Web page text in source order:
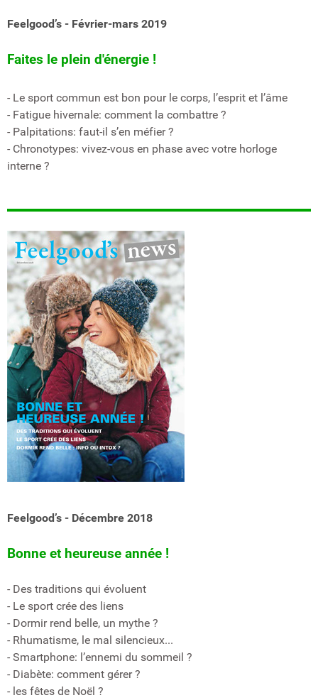
Feelgood’s - Février-mars 2019
Faites le plein d'énergie !
- Le sport commun est bon pour le corps, l’esprit et l’âme
- Fatigue hivernale: comment la combattre ?
- Palpitations: faut-il s’en méfier ?
- Chronotypes: vivez-vous en phase avec votre horloge
interne ?
Feelgood’s - Décembre 2018
Bonne et heureuse année !
- Des traditions qui évoluent
- Le sport crée des liens
- Dormir rend belle, un mythe ?
- Rhumatisme, le mal silencieux...
- Smartphone: l’ennemi du sommeil ?
- Diabète: comment gérer ?
- les fêtes de Noël ?